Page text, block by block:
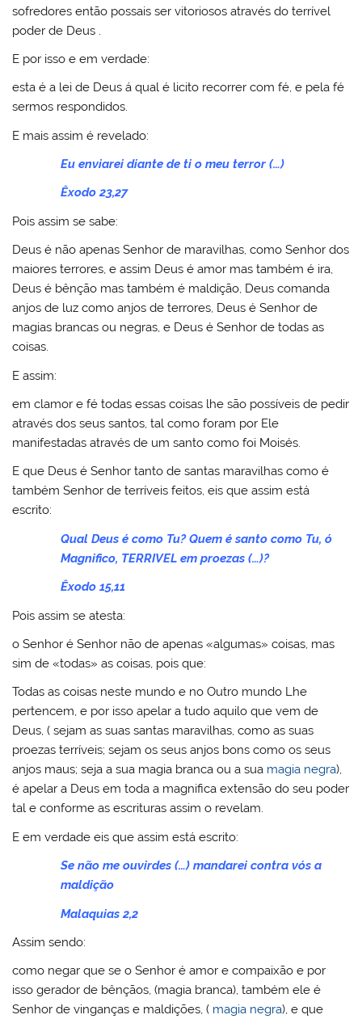
sofredores então possais ser vitoriosos através do terrível
poder de Deus .
E por isso e em verdade:
esta é a lei de Deus á qual é licito recorrer com fé, e pela fé
sermos respondidos.
E mais assim é revelado:
Eu enviarei diante de ti o meu terror (…)
Êxodo 23,27
Pois assim se sabe:
Deus é não apenas Senhor de maravilhas, como Senhor dos
maiores terrores, e assim Deus é amor mas também é ira,
Deus é bênção mas também é maldição, Deus comanda
anjos de luz como anjos de terrores, Deus é Senhor de
magias brancas ou negras, e Deus é Senhor de todas as
coisas.
E assim:
em clamor e fé todas essas coisas lhe são possíveis de pedir
através dos seus santos, tal como foram por Ele
manifestadas através de um santo como foi Moisés.
E que Deus é Senhor tanto de santas maravilhas como é
também Senhor de terríveis feitos, eis que assim está
escrito:
Qual Deus é como Tu? Quem é santo como Tu, ó
Magnifico, TERRIVEL em proezas (…)?
Êxodo 15,11
Pois assim se atesta:
o Senhor é Senhor não de apenas «algumas» coisas, mas
sim de «todas» as coisas, pois que:
Todas as coisas neste mundo e no Outro mundo Lhe
pertencem, e por isso apelar a tudo aquilo que vem de
Deus, ( sejam as suas santas maravilhas, como as suas
proezas terríveis; sejam os seus anjos bons como os seus
anjos maus; seja a sua magia branca ou a sua magia negra),
é apelar a Deus em toda a magnifica extensão do seu poder
tal e conforme as escrituras assim o revelam.
E em verdade eis que assim está escrito:
Se não me ouvirdes (…) mandarei contra vós a
maldição
Malaquias 2,2
Assim sendo:
como negar que se o Senhor é amor e compaixão e por
isso gerador de bênçãos, (magia branca), também ele é
Senhor de vinganças e maldições, ( magia negra), e que